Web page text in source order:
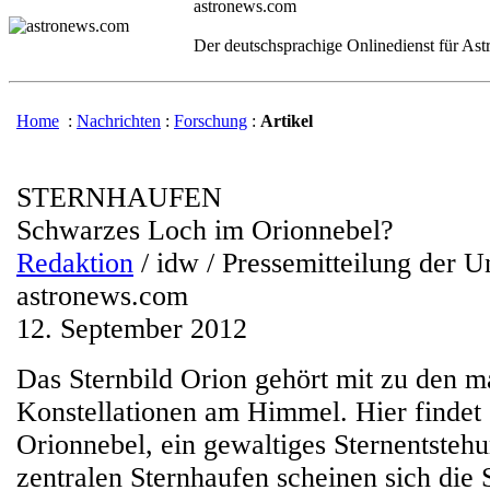
astronews.com
Der deutschsprachige Onlinedienst für
Home : Nachrichten : Forschung : Artikel
STERNHAUFEN
Schwarzes Loch im Orionnebel?
Redaktion / idw / Pressemitteilung der
astronews.com
12. September 2012
Das Sternbild Orion gehört mit zu den
Konstellationen am Himmel. Hier findet
Orionnebel, ein gewaltiges
zentralen Sternhaufen scheinen sich die